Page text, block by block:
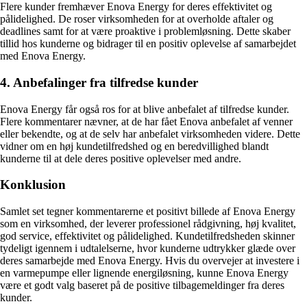
Flere kunder fremhæver Enova Energy for deres effektivitet og
pålidelighed. De roser virksomheden for at overholde aftaler og
deadlines samt for at være proaktive i problemløsning. Dette skaber
tillid hos kunderne og bidrager til en positiv oplevelse af samarbejdet
med Enova Energy.
4. Anbefalinger fra tilfredse kunder
Enova Energy får også ros for at blive anbefalet af tilfredse kunder.
Flere kommentarer nævner, at de har fået Enova anbefalet af venner
eller bekendte, og at de selv har anbefalet virksomheden videre. Dette
vidner om en høj kundetilfredshed og en beredvillighed blandt
kunderne til at dele deres positive oplevelser med andre.
Konklusion
Samlet set tegner kommentarerne et positivt billede af Enova Energy
som en virksomhed, der leverer professionel rådgivning, høj kvalitet,
god service, effektivitet og pålidelighed. Kundetilfredsheden skinner
tydeligt igennem i udtalelserne, hvor kunderne udtrykker glæde over
deres samarbejde med Enova Energy. Hvis du overvejer at investere i
en varmepumpe eller lignende energiløsning, kunne Enova Energy
være et godt valg baseret på de positive tilbagemeldinger fra deres
kunder.